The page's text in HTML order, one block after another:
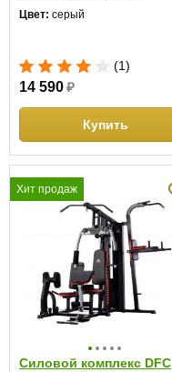
Цвет: серый
(1)
14 590₽
Купить
Хит продаж
Силовой комплекс DFC